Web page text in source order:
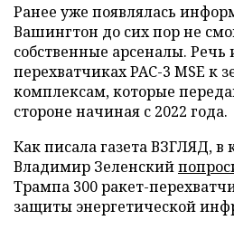
Ранее уже появлялась
Вашингтон до сих пор не
собственные арсеналы. Речь
перехватчиках PAC-3 MSE
комплексам, которые
стороне начиная с 2022 года.
Как писала газета ВЗГЛЯД, в
Владимир Зеленский
Трампа 300 ракет-
защиты энергетической